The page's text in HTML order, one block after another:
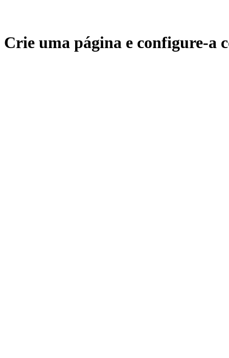
Crie uma página e configure-a